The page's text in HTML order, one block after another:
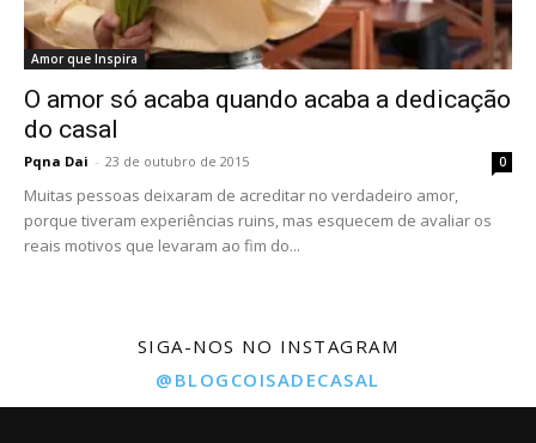
Amor que Inspira
O amor só acaba quando acaba a dedicação
do casal
Pqna Dai - 23 de outubro de 2015 0
Muitas pessoas deixaram de acreditar no verdadeiro amor,
porque tiveram experiências ruins, mas esquecem de avaliar os
reais motivos que levaram ao fim do...
SIGA-NOS NO INSTAGRAM
@BLOGCOISADECASAL